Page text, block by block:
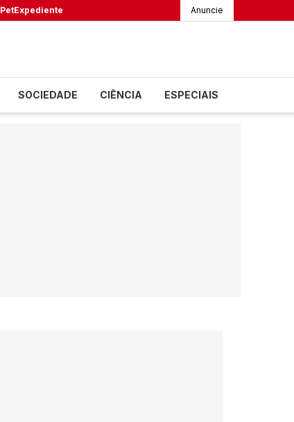
PetExpediente Anuncie
SOCIEDADE CIÊNCIA ESPECIAIS